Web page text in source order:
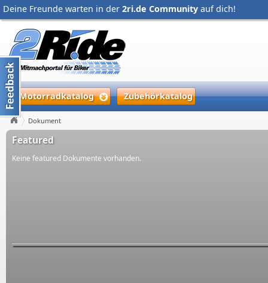
Deine Freunde warten in der 2ri.de Community auf dich!
Motorradkatalog Zubehörkatalog
Dokument
Featured
Keine featured Dokumente vorhanden.